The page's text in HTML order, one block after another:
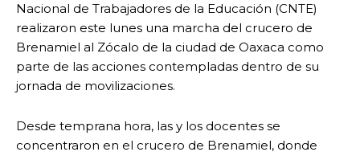
Nacional de Trabajadores de la Educación (CNTE)
realizaron este lunes una marcha del crucero de
Brenamiel al Zócalo de la ciudad de Oaxaca como
parte de las acciones contempladas dentro de su
jornada de movilizaciones.
Desde temprana hora, las y los docentes se
concentraron en el crucero de Brenamiel, donde